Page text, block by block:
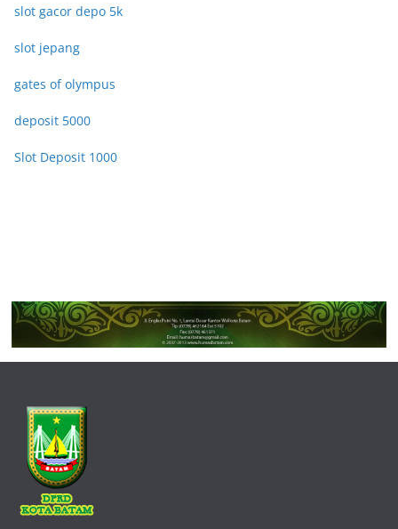
slot gacor depo 5k
slot jepang
gates of olympus
deposit 5000
Slot Deposit 1000